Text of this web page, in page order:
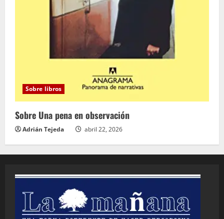
Sobre libros
Sobre Una pena en observación
Adrián Tejeda abril 22, 2026